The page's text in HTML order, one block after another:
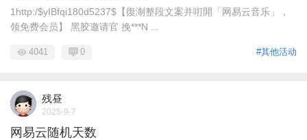
1http:/$yIBfqi180d5237$【復淛整段文案并咑閞「网易云音乐」，
领免费会员】 黑胶邀请官 挽***N ...
#其他活动
4041 0
残昼
2025-9-7
网易云随机天数